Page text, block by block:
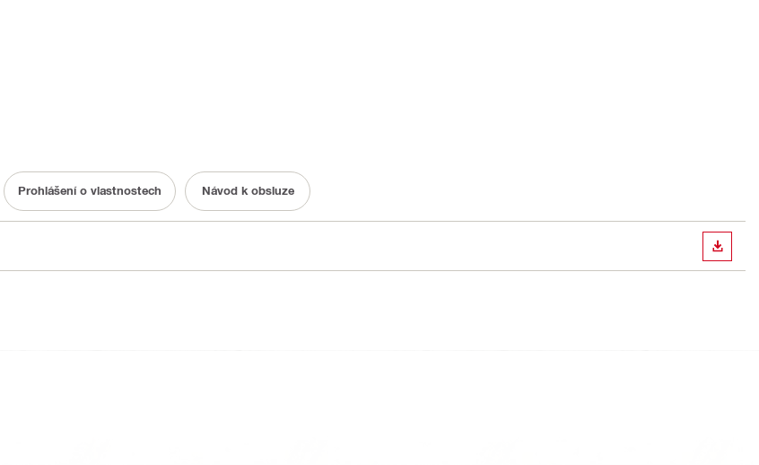
Prohlášení o vlastnostech Návod k obsluze